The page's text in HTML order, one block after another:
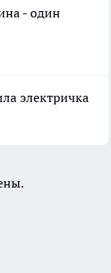
- один
электричка